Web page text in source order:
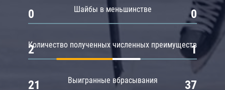
Шайбы в меньшинстве
0 0
Количество полученных численных преимуществ
2 1
Выигранные вбрасывания
21 37